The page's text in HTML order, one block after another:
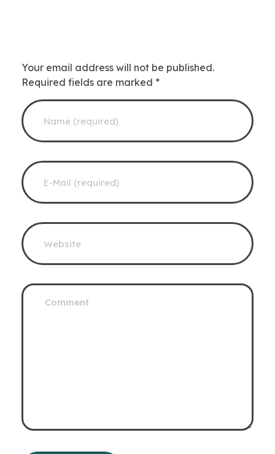
Your email address will not be published.
Required fields are marked *